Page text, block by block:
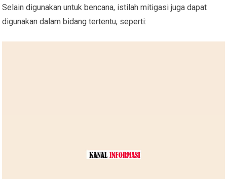
Selain digunakan untuk bencana, istilah mitigasi juga dapat
digunakan dalam bidang tertentu, seperti: